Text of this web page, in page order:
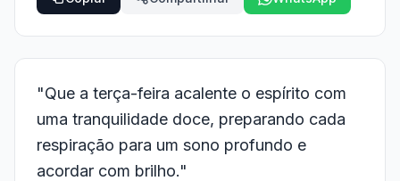
"Que a terça-feira acalente o espírito com
uma tranquilidade doce, preparando cada
respiração para um sono profundo e
acordar com brilho."